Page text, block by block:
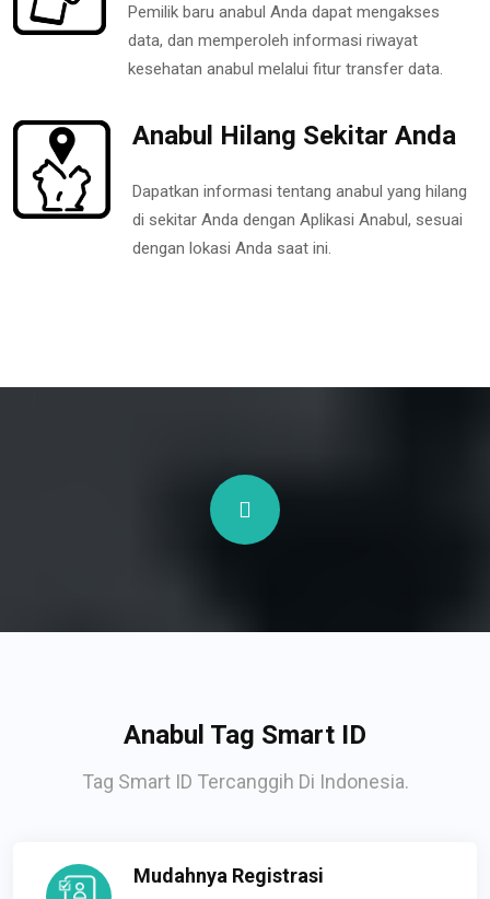
Pemilik baru anabul Anda dapat mengakses
data, dan memperoleh informasi riwayat
kesehatan anabul melalui fitur transfer data.
Anabul Hilang Sekitar Anda
Dapatkan informasi tentang anabul yang hilang
di sekitar Anda dengan Aplikasi Anabul, sesuai
dengan lokasi Anda saat ini.
Anabul Tag Smart ID
Tag Smart ID Tercanggih Di Indonesia.
Mudahnya Registrasi